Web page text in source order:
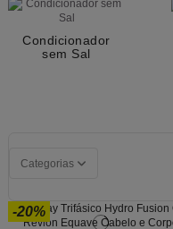
Condicionador
sem Sal
Categorias
-20%